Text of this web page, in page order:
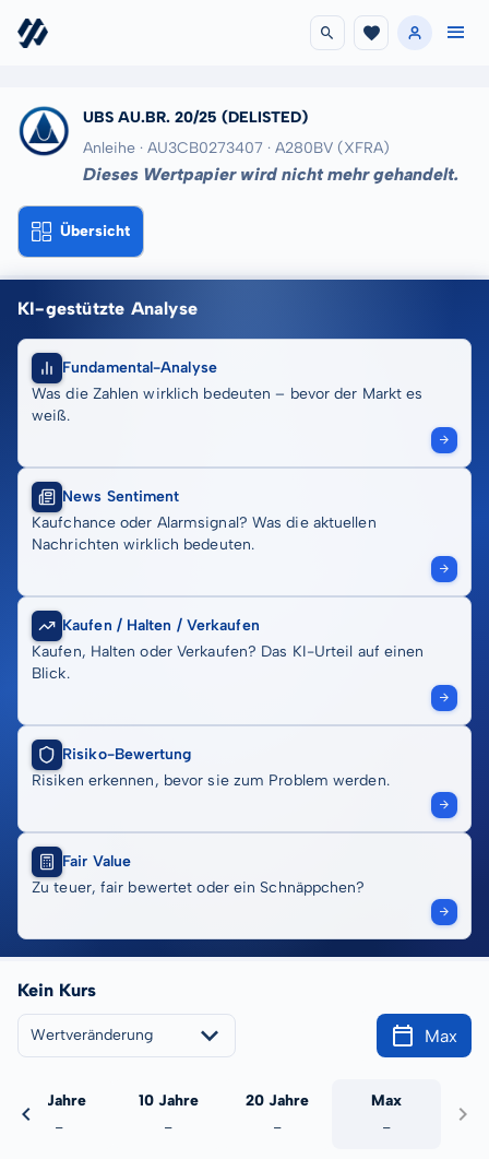
UBS AU.BR. 20/25 (DELISTED)
Anleihe · AU3CB0273407 · A280BV (XFRA)
Dieses Wertpapier wird nicht mehr gehandelt.
Übersicht
KI-gestützte Analyse
Fundamental-Analyse
Was die Zahlen wirklich bedeuten – bevor der Markt es
weiß.
News Sentiment
Kaufchance oder Alarmsignal? Was die aktuellen
Nachrichten wirklich bedeuten.
Kaufen / Halten / Verkaufen
Kaufen, Halten oder Verkaufen? Das KI-Urteil auf einen
Blick.
Risiko-Bewertung
Risiken erkennen, bevor sie zum Problem werden.
Fair Value
Zu teuer, fair bewertet oder ein Schnäppchen?
Kein Kurs
Wertveränderung Max
5 Jahre
-
10 Jahre
-
20 Jahre
-
Max
-